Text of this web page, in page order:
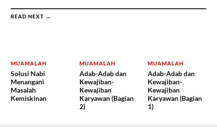
READ NEXT →
MUAMALAH
Solusi Nabi
Menangani
Masalah
Kemiskinan
MUAMALAH
Adab-Adab dan
Kewajiban-
Kewajiban
Karyawan (Bagian
2)
MUAMALAH
Adab-Adab dan
Kewajiban-
Kewajiban
Karyawan (Bagian
1)